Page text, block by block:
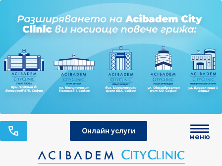
меню
Онлайн услуги